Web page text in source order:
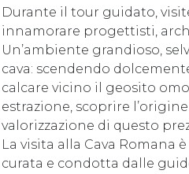
Durante il tour guidato,
innamorare progettisti,
Un’ambiente grandioso,
cava: scendendo
calcare vicino il geosito
estrazione, scoprire
valorizzazione di questo
La visita alla Cava Romana
curata e condotta dalle